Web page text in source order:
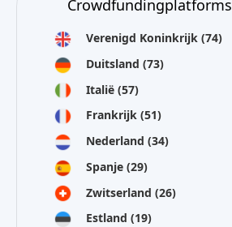
Crowdfundingplatforms
Verenigd Koninkrijk (74)
Duitsland (73)
Italië (57)
Frankrijk (51)
Nederland (34)
Spanje (29)
Zwitserland (26)
Estland (19)